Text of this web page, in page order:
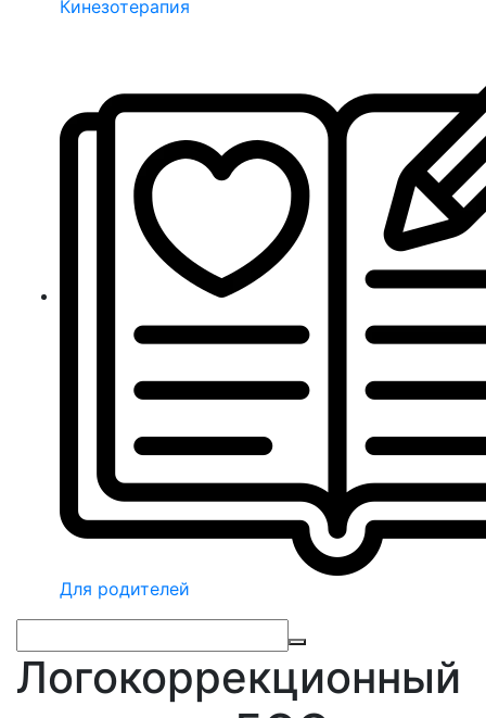
Кинезотерапия
Для родителей
Логокоррекционный